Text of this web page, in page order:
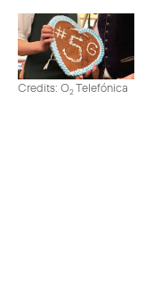
Credits: O2Telefónica